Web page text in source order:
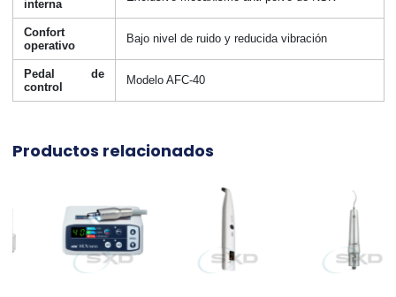
interna
Confort
operativo
Bajo nivel de ruido y reducida vibración
Pedal de
control
Modelo AFC-40
Productos relacionados